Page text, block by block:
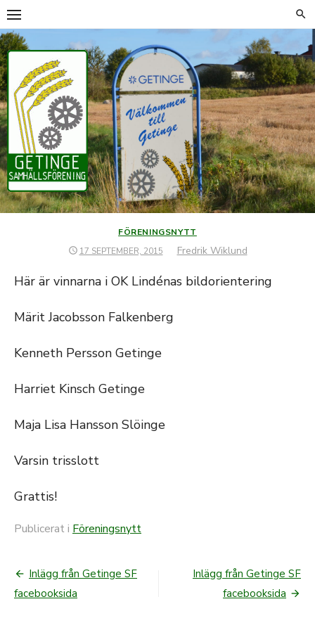
Hoppa
till
innehåll
FÖRENINGSNYTT
PUBLICERAT
17 SEPTEMBER, 2015 Författare
Fredrik Wiklund
Här är vinnarna i OK Lindénas bildorientering
Märit Jacobsson Falkenberg
Kenneth Persson Getinge
Harriet Kinsch Getinge
Maja Lisa Hansson Slöinge
Varsin trisslott
Grattis!
Publicerat i Föreningsnytt
Inläggsnavigering
Inlägg från Getinge SF
facebooksida
Inlägg från Getinge SF
facebooksida